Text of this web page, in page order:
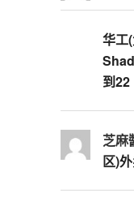
华工
到22
芝麻
区)